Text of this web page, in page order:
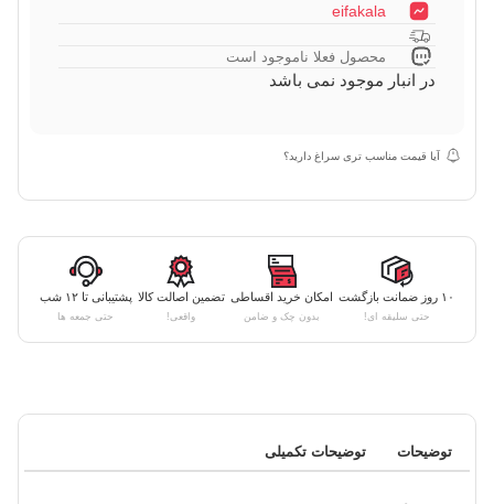
eifakala
محصول فعلا ناموجود است
در انبار موجود نمی باشد
آیا قیمت مناسب تری سراغ دارید؟
۱۰ روز ضمانت بازگشت
حتی سلیقه ای!
امکان خرید اقساطی
بدون چک و ضامن
تضمین اصالت کالا
واقعی!
پشتیبانی تا ۱۲ شب
حتی جمعه ها
توضیحات توضیحات تکمیلی